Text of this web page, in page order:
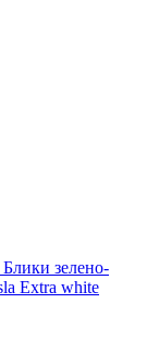
зелено-
Extra white